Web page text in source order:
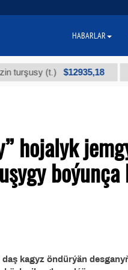
(t.) $12935,18
hojalyk
kagyz öndürýän
HABARLAR